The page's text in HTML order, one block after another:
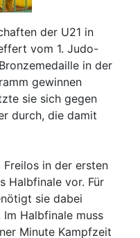
der U21 in
vom 1. Judo-
in der
gewinnen
sie sich gegen
durch, die damit
in der ersten
Halbfinale vor. Für
sie dabei
Halbfinale muss
Minute Kampfzeit